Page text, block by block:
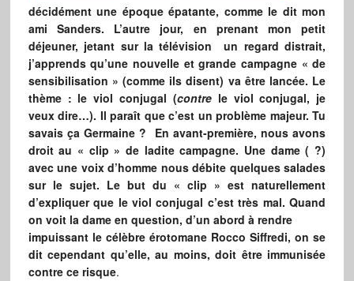
décidément une époque épatante, comme le dit mon
ami Sanders. L’autre jour, en prenant mon petit
déjeuner, jetant sur la télévision un regard distrait,
j’apprends qu’une nouvelle et grande campagne « de
sensibilisation » (comme ils disent) va être lancée. Le
thème : le viol conjugal (contre le viol conjugal, je
veux dire…). Il paraît que c’est un problème majeur. Tu
savais ça Germaine ? En avant-première, nous avons
droit au « clip » de ladite campagne. Une dame ( ?)
avec une voix d’homme nous débite quelques salades
sur le sujet. Le but du « clip » est naturellement
d’expliquer que le viol conjugal c’est très mal. Quand
on voit la dame en question, d’un abord à rendre
impuissant le célèbre érotomane Rocco Siffredi, on se
dit cependant qu’elle, au moins, doit être immunisée
contre ce risque.